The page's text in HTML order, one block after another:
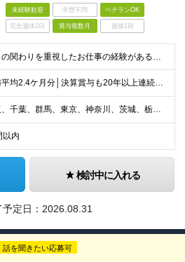
未経験歓迎 学歴不問 ベテランOK
完全週休2日 賞与複数月 面接1回
◆人との関わりを重視したお仕事の経験がある方 とくにチームをまとめた経験がある方を歓迎します ┗例えば… □スーパーマーケット・ホームセンター・ドラッグストアなどの 小売業でチームをまと
【賞与平均2.4ケ月分│決算賞与も20年以上連続で支給中！】 ＜月収例＞ 月収29万円（地域限定正社員／残業代・各種手当含む） 月収26万円（契約社員／残業代・各種手当含む） ◆月給：月給258,
【埼玉、千葉、群馬、東京、神奈川、茨城、栃木の各店舗で積極採用中！U・Iターン歓迎】 【群馬県】 安中/伊勢崎/太田/桐生/高崎/館林/富岡/ 中之条/藤岡/前橋 【茨城県】 古河/取手/竜ヶ崎
以内
検討中に入れる
定日： 2026.08.31
話を聞きたい応募可